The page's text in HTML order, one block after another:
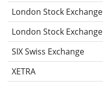
London Stock Exchange
London Stock Exchange
SIX Swiss Exchange
XETRA